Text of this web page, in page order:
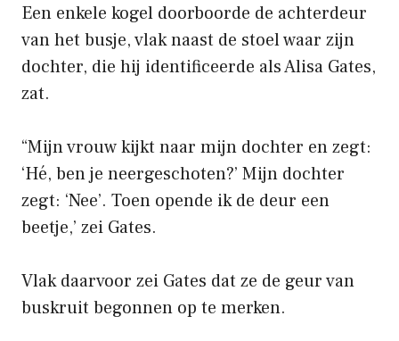
Een enkele kogel doorboorde de achterdeur
van het busje, vlak naast de stoel waar zijn
dochter, die hij identificeerde als Alisa Gates,
zat.
“Mijn vrouw kijkt naar mijn dochter en zegt:
‘Hé, ben je neergeschoten?’ Mijn dochter
zegt: ‘Nee’. Toen opende ik de deur een
beetje,’ zei Gates.
Vlak daarvoor zei Gates dat ze de geur van
buskruit begonnen op te merken.